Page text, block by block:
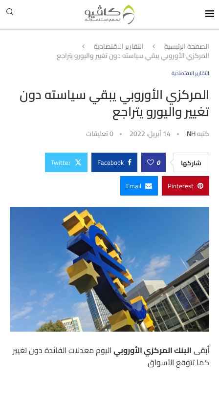
الصفحة الرئيسية التقارير الاقتصادية
المركزي الأوروبي يبقي سياسته دون تغيير واليورو يتراجع
التقارير الاقتصادية
المركزي الأوروبي يبقي سياسته دون
تغيير واليورو يتراجع
كتبهNH 14 أبريل، 2022 0 تعليقات
شاركها 0
Facebook
Twitter
Pinterest
Email
أبقىالبنك المركزي الأوروبياليوم معدلات الفائدة دون تغيير
كما تتوقع الأسواق